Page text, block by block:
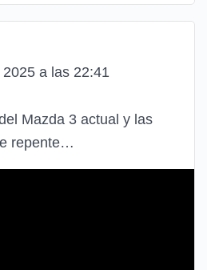
a las 22:41
Mazda 3 actual y las
repente…